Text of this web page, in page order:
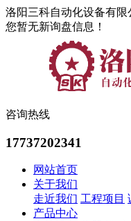
洛阳三科自动化设备有
您暂无新询盘信息！
咨询热线
17737202341
网站首页
关于我们
走近我们 工程项目
产品中心